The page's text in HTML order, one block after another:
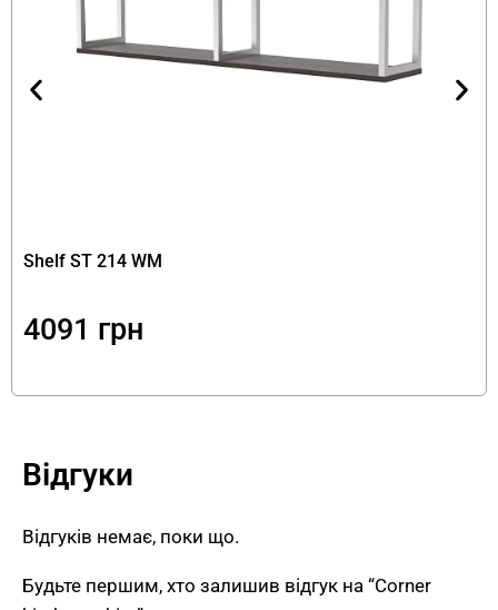
Shelf ST 214 WM
4091 грн
Відгуки
Відгуків немає, поки що.
Будьте першим, хто залишив відгук на “Corner